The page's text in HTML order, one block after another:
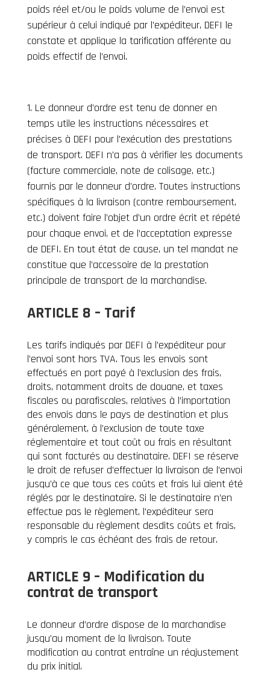
poids réel et/ou le poids volume de l’envoi est
supérieur à celui indiqué par l’expéditeur, DEFI le
constate et applique la tarification afférente au
poids effectif de l’envoi.
Le donneur d’ordre est tenu de donner en
temps utile les instructions nécessaires et
précises à DEFI pour l’exécution des prestations
de transport. DEFI n’a pas à vérifier les documents
(facture commerciale, note de colisage, etc.)
fournis par le donneur d’ordre. Toutes instructions
spécifiques à la livraison (contre remboursement,
etc.) doivent faire l’objet d’un ordre écrit et répété
pour chaque envoi, et de l’acceptation expresse
de DEFI. En tout état de cause, un tel mandat ne
constitue que l’accessoire de la prestation
principale de transport de la marchandise.
ARTICLE 8 – Tarif
Les tarifs indiqués par DEFI à l’expéditeur pour
l’envoi sont hors TVA. Tous les envois sont
effectués en port payé à l’exclusion des frais,
droits, notamment droits de douane, et taxes
fiscales ou parafiscales, relatives à l’importation
des envois dans le pays de destination et plus
généralement, à l’exclusion de toute taxe
réglementaire et tout coût ou frais en résultant
qui sont facturés au destinataire. DEFI se réserve
le droit de refuser d’effectuer la livraison de l’envoi
jusqu’à ce que tous ces coûts et frais lui aient été
réglés par le destinataire. Si le destinataire n’en
effectue pas le règlement, l’expéditeur sera
responsable du règlement desdits coûts et frais,
y compris le cas échéant des frais de retour.
ARTICLE 9 – Modification du
contrat de transport
Le donneur d’ordre dispose de la marchandise
jusqu’au moment de la livraison. Toute
modification au contrat entraîne un réajustement
du prix initial.